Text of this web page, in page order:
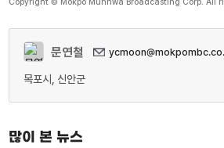
Copyright © Mokpo Munhwa Broadcasting Corp. All
문연철
목포시, 신안군
많이 본 뉴스